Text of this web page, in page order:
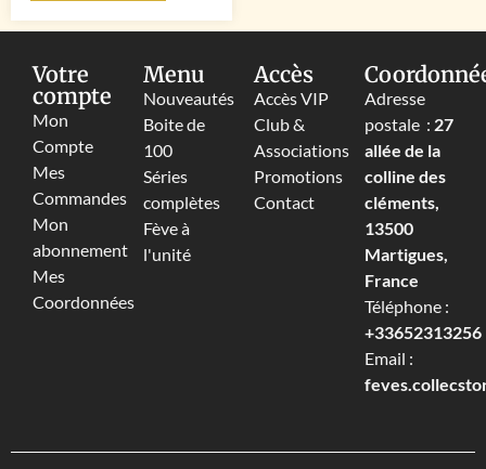
Votre
compte
Mon
Compte
Mes
Commandes
Mon
abonnement
Mes
Coordonnées
Menu
Nouveautés
Boite de
100
Séries
complètes
Fève à
l'unité
Accès
Accès VIP
Club &
Associations
Promotions
Contact
Adresse
postale : 27
allée de la
colline des
cléments,
13500
Martigues,
France
Téléphone :
+33652313256‬
Email :